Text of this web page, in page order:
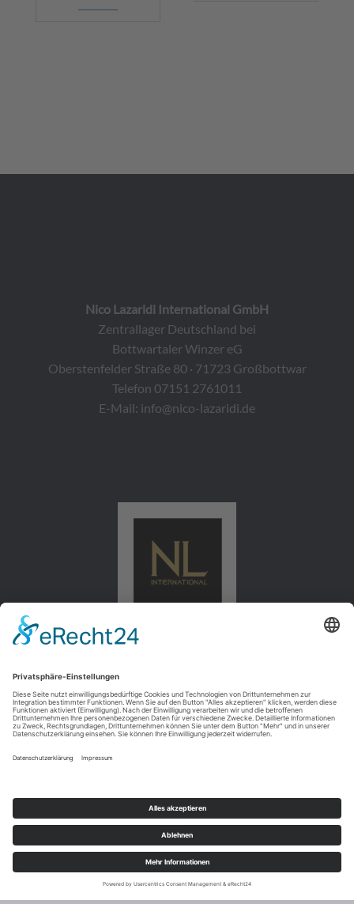
Nico Lazaridi International GmbH
Zentrallager Deutschland bei
Bottwartaler Winzer eG
Oberstenfelder Straße 80 · 71723 Großbottwar
Telefon 07151 2761011
E-Mail: info@nico-lazaridi.de
Datenschutzbelehrung
Vertrag widerrufen
2023 © Copyrights Nico Lazaridi